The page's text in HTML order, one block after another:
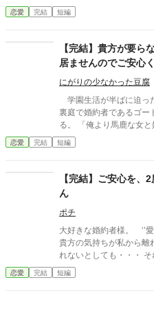
た。マーシャという綺麗
させて、婚約解消をねら
恋愛 完結 短編
【完結】貴方が要ら
居ませんのでご安心
にがりの少なかった豆腐
学園生活が半ばに迫
裏庭で婚約者であるゴー
る。 「俺より馬鹿な女と婚姻するつもりはない」 そんなセリフ
と共にゴードンはベラの前から立ち
ですか」 ベラはそう呟いてため息を吐いた。 ベラとゴードン
位の成績を収めていれ
はない。要はそういう
っただけ。 そう言われ
いい言い訳だと。 し
鹿と言った相手が本当
恋愛 完結 短編
【完結】ご安心を、
ん
ポチ
大好きな婚約者様。 ‘’愛してる‘’ その言葉私の
貴方の気持ちが私から離
れないとしても・・・ それでも、私は貴方を想っていたい。 独
り過ごす刻もそれだけで
恋愛 完結 短編